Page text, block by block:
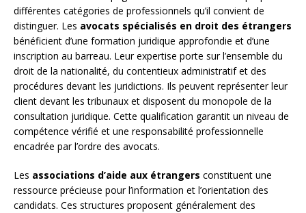
différentes catégories de professionnels qu’il convient de
distinguer. Les avocats spécialisés en droit des étrangers
bénéficient d’une formation juridique approfondie et d’une
inscription au barreau. Leur expertise porte sur l’ensemble du
droit de la nationalité, du contentieux administratif et des
procédures devant les juridictions. Ils peuvent représenter leur
client devant les tribunaux et disposent du monopole de la
consultation juridique. Cette qualification garantit un niveau de
compétence vérifié et une responsabilité professionnelle
encadrée par l’ordre des avocats.
Les associations d’aide aux étrangers constituent une
ressource précieuse pour l’information et l’orientation des
candidats. Ces structures proposent généralement des